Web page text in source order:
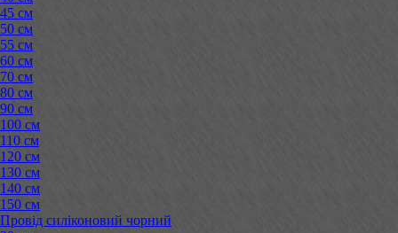
45 см
50 см
55 см
60 см
70 см
80 см
90 см
100 см
110 см
120 см
130 см
140 см
150 см
Провід силіконовий чорний